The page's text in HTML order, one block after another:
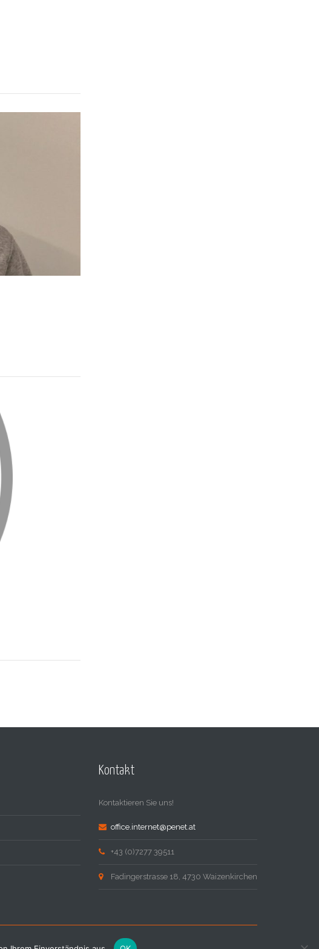
Kontakt
Kontaktieren Sie uns!
office.internet@penet.at
+43 (0)7277 39511
Fadingerstrasse 18, 4730 Waizenkirchen